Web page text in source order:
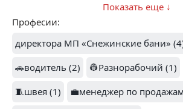
1
ЛУКОЙЛ (1)
Показать еще ↓
Професии:
директора МП «Снежинские бани»
🚗водитель (2)
👷Разнорабочий (1)
🧵швея (1)
💼менеджер по